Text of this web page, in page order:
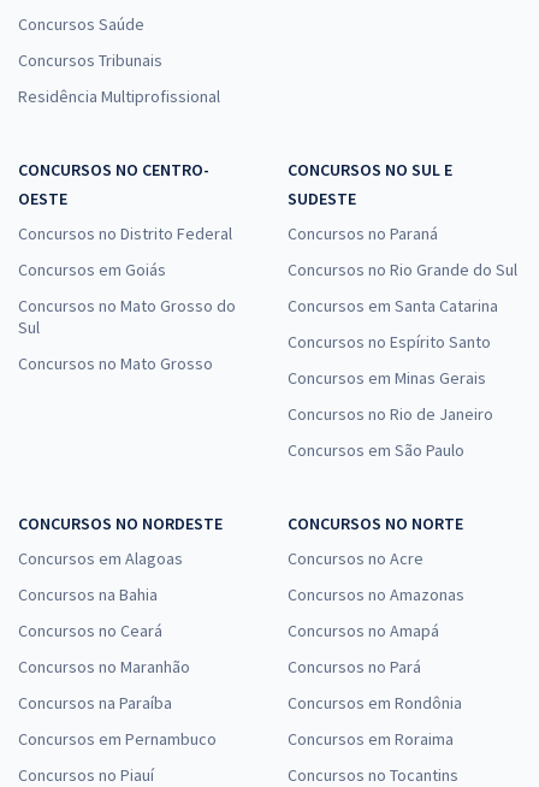
Concursos Saúde
Concursos Tribunais
Residência Multiprofissional
CONCURSOS NO CENTRO-
OESTE
Concursos no Distrito Federal
Concursos em Goiás
Concursos no Mato Grosso do
Sul
Concursos no Mato Grosso
CONCURSOS NO SUL E
SUDESTE
Concursos no Paraná
Concursos no Rio Grande do Sul
Concursos em Santa Catarina
Concursos no Espírito Santo
Concursos em Minas Gerais
Concursos no Rio de Janeiro
Concursos em São Paulo
CONCURSOS NO NORDESTE
Concursos em Alagoas
Concursos na Bahia
Concursos no Ceará
Concursos no Maranhão
Concursos na Paraíba
Concursos em Pernambuco
Concursos no Piauí
CONCURSOS NO NORTE
Concursos no Acre
Concursos no Amazonas
Concursos no Amapá
Concursos no Pará
Concursos em Rondônia
Concursos em Roraima
Concursos no Tocantins